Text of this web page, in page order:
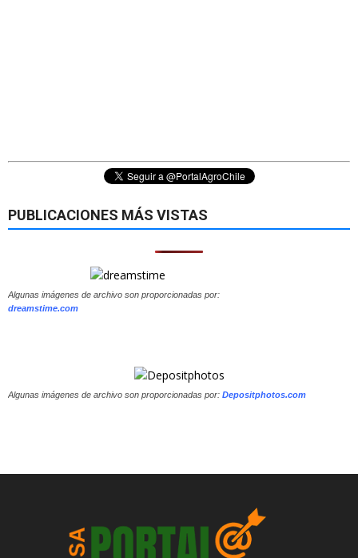
PUBLICACIONES MÁS VISTAS
Algunas imágenes de archivo son proporcionadas por:
dreamstime.com
Algunas imágenes de archivo son proporcionadas por: Depositphotos.com